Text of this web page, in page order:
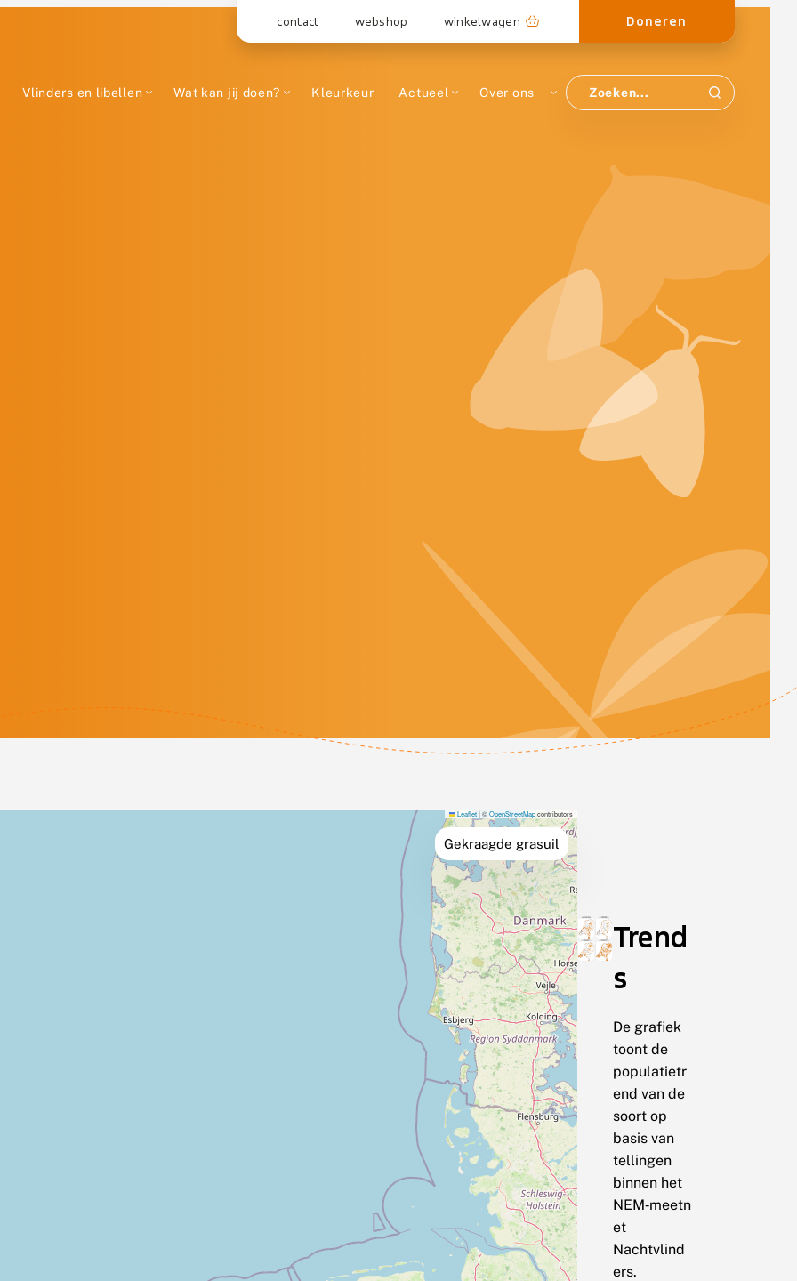
contact webshop winkelwagen Doneren
Vlinders en libellen Wat kan jij doen? Kleurkeur Actueel Over ons
Gekraagde grasuil
Leaflet|©OpenStreetMapcontributors
Trend
s
De grafiek
toont de
populatietr
end van de
soort op
basis van
tellingen
binnen het
NEM‑meetn
et
Nachtvlind
ers.